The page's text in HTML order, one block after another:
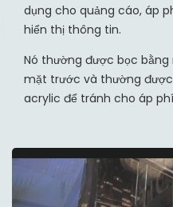
dụng cho quảng cáo, áp
hiển thị thông tin.
Nó thường được bọc
mặt trước và thường
acrylic để tránh cho áp